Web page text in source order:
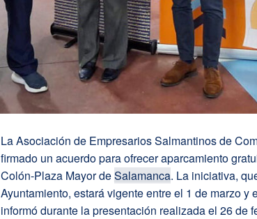
La Asociación de Empresarios Salmantinos de
firmado un acuerdo para ofrecer aparcamiento
Colón-Plaza Mayor deSalamanca. La iniciativa,
Ayuntamiento, estará vigente entre el 1 de marzo y
informó durante la presentación realizada el 26 de